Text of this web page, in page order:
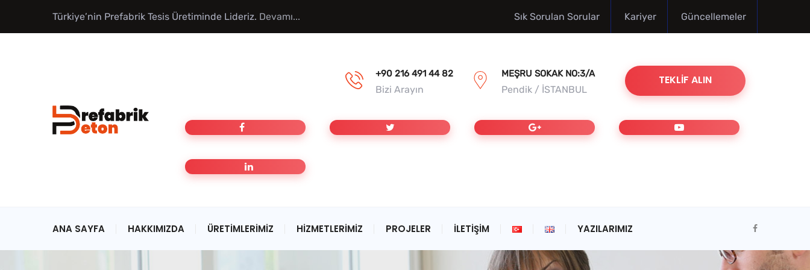
Türkiye’nin Prefabrik Tesis Üretiminde Lideriz. Devamı... Sık Sorulan Sorular Kariyer Güncellemeler
+90 216 491 44 82
Bizi Arayın
MEŞRU SOKAK NO:3/A
Pendik / İSTANBUL
TEKLIF ALIN
ANA SAYFA HAKKIMIZDA ÜRETIMLERIMIZ HIZMETLERIMIZ PROJELER İLETIŞIM YAZILARIMIZ